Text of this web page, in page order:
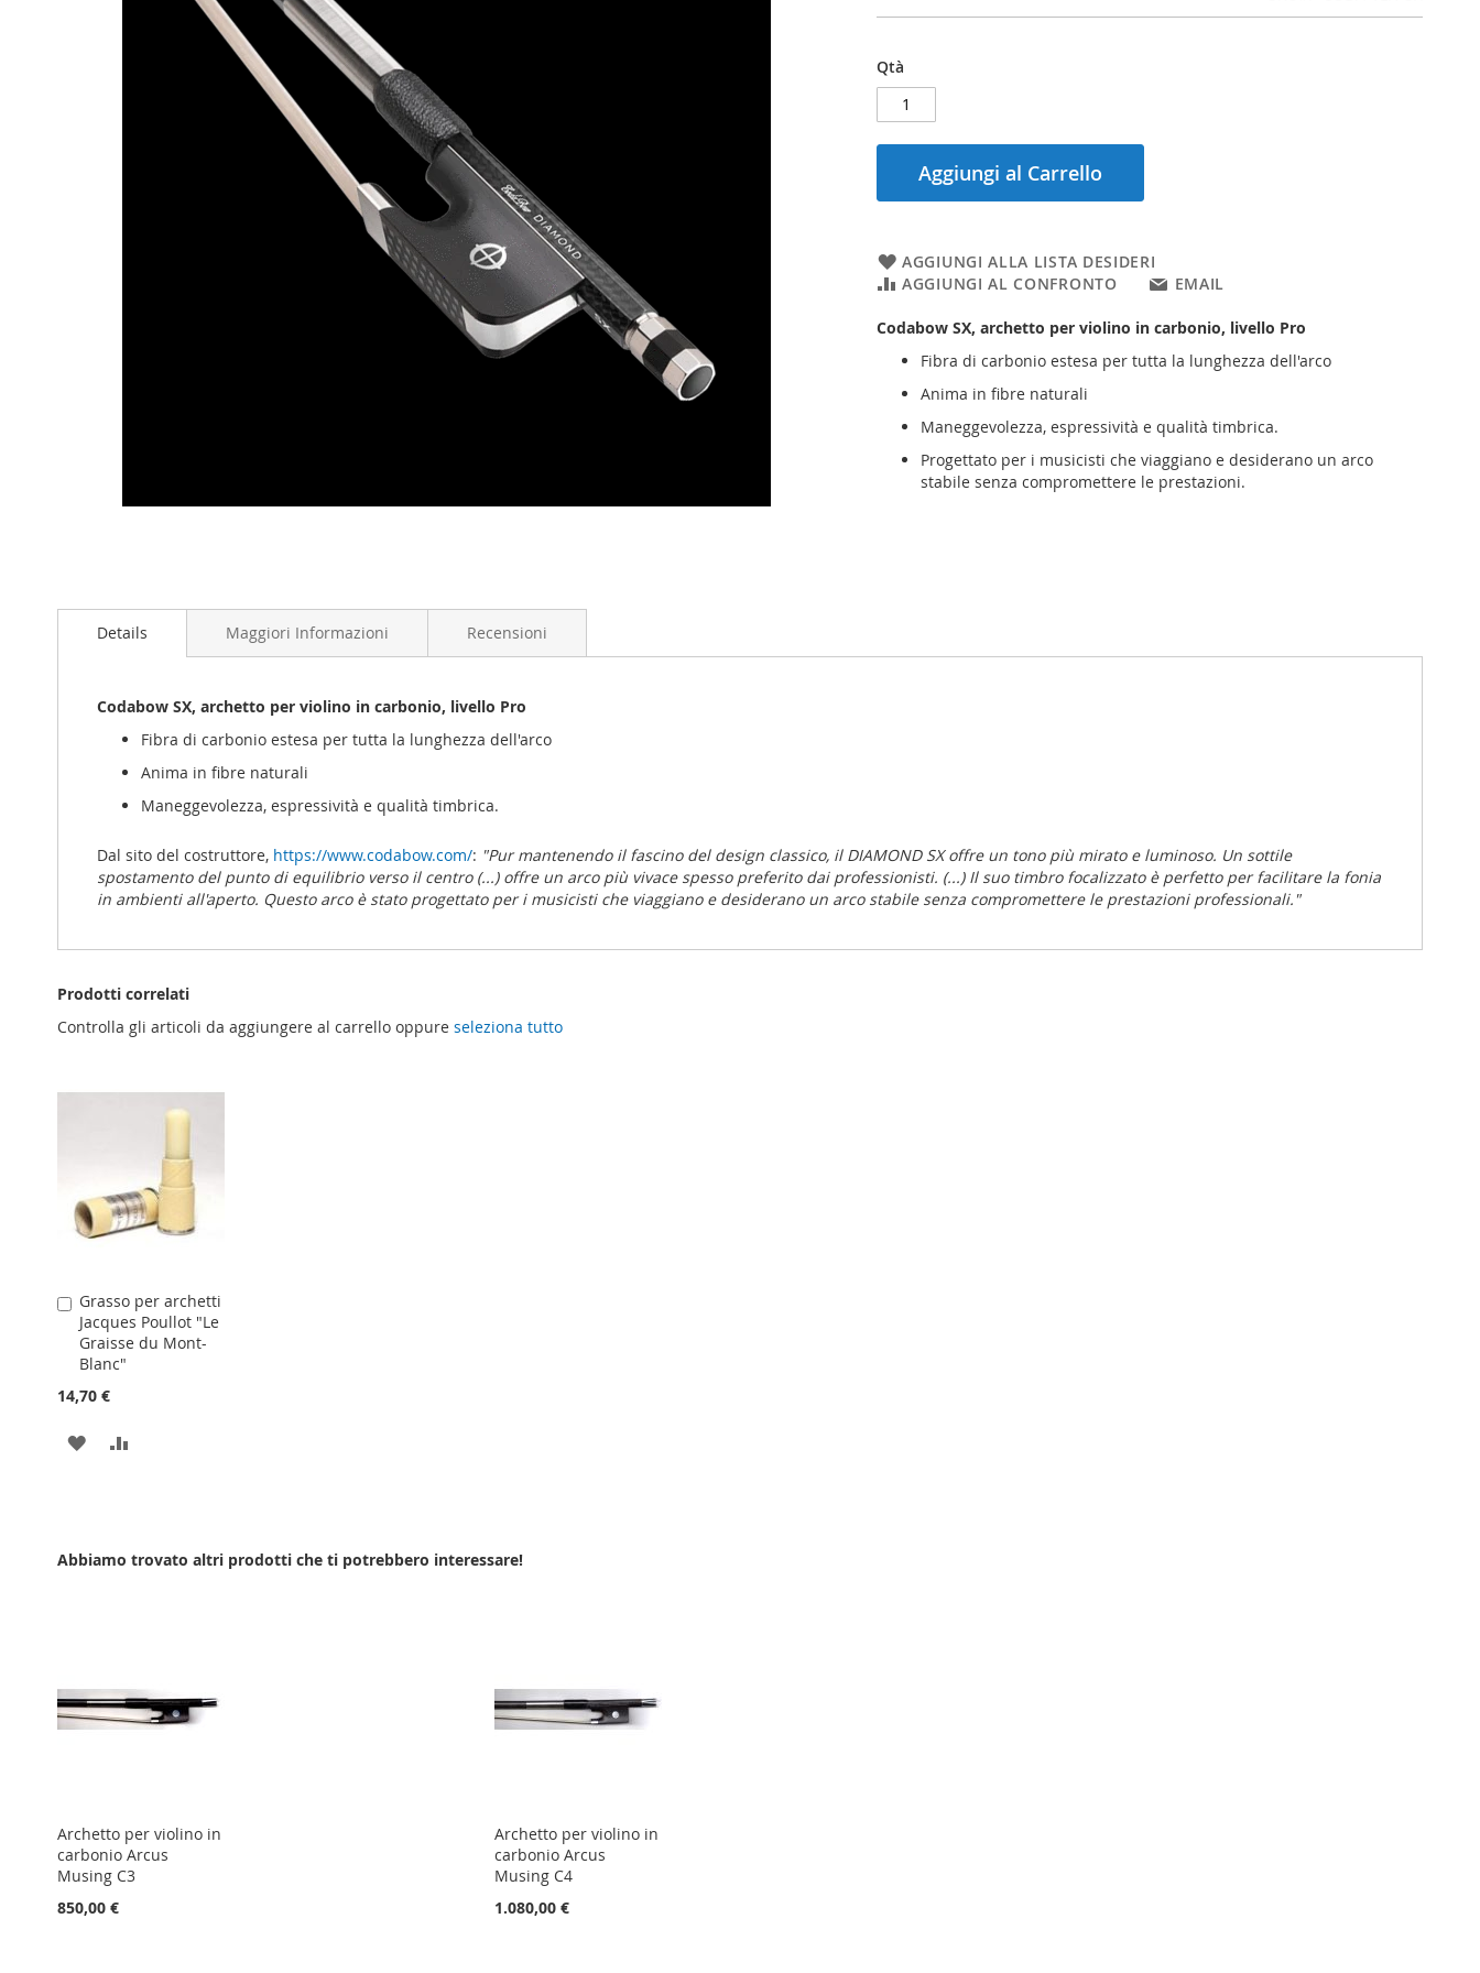
all'inizio
immagini
Qtà
Aggiungi al Carrello
AGGIUNGI ALLA LISTA DESIDERI
AGGIUNGI AL CONFRONTO
EMAIL
Codabow SX, archetto per violino in carbonio, livello Pro
Fibra di carbonio estesa per tutta la lunghezza dell'arco
Anima in fibre naturali
Maneggevolezza, espressività e qualità timbrica.
Progettato per i musicisti che viaggiano e desiderano un arco
stabile senza compromettere le prestazioni.
Details
Codabow SX, archetto per violino in carbonio, livello Pro
Fibra di carbonio estesa per tutta la lunghezza dell'arco
Anima in fibre naturali
Maneggevolezza, espressività e qualità timbrica.
Dal sito del costruttore, https://www.codabow.com/: "Pur mantenendo il fascino del design classico, il DIAMOND SX offre un tono più mirato e luminoso. Un sottile
spostamento del punto di equilibrio verso il centro (...) offre un arco più vivace spesso preferito dai professionisti. (...) Il suo timbro focalizzato è perfetto per facilitare la fonia
in ambienti all'aperto. Questo arco è stato progettato per i musicisti che viaggiano e desiderano un arco stabile senza compromettere le prestazioni professionali."
Maggiori Informazioni Recensioni
Prodotti correlati
Controlla gli articoli da aggiungere al carrello oppure seleziona tutto
Grasso per archetti
Jacques Poullot "Le
Graisse du Mont-
Blanc"
14,70 €
Aggiungi
al
Carrello
AGGIUNGI
DESIDERI
Abbiamo trovato altri prodotti che ti potrebbero interessare!
Archetto per violino in
carbonio Arcus
Musing C3
850,00 €
Archetto per violino in
carbonio Arcus
Musing C4
1.080,00 €